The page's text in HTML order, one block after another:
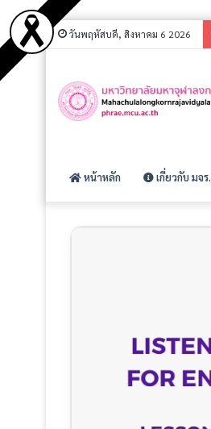
วันพฤหัสบดี, สิงหาคม 6 2026
หน้าหลัก เกี่ยวกับ มจร.